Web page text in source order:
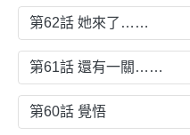
第62話 她來了……
第61話 還有一關……
第60話 覺悟